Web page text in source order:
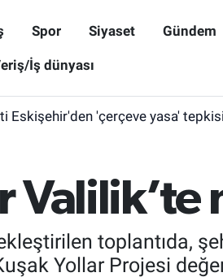
Spor Siyaset Gündem
İş dünyası
Eskişehir'den 'çerçeve yasa' tepkisi
Valilik’te
toplantıda,
Yollar Projesi